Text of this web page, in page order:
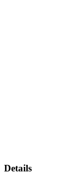
Details